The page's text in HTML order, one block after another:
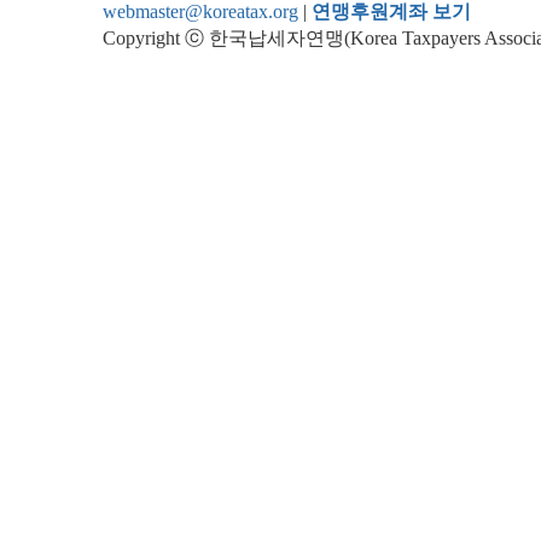
webmaster@koreatax.org | 연맹후원계좌 보기
Copyright ⓒ 한국납세자연맹(Korea Taxpayers